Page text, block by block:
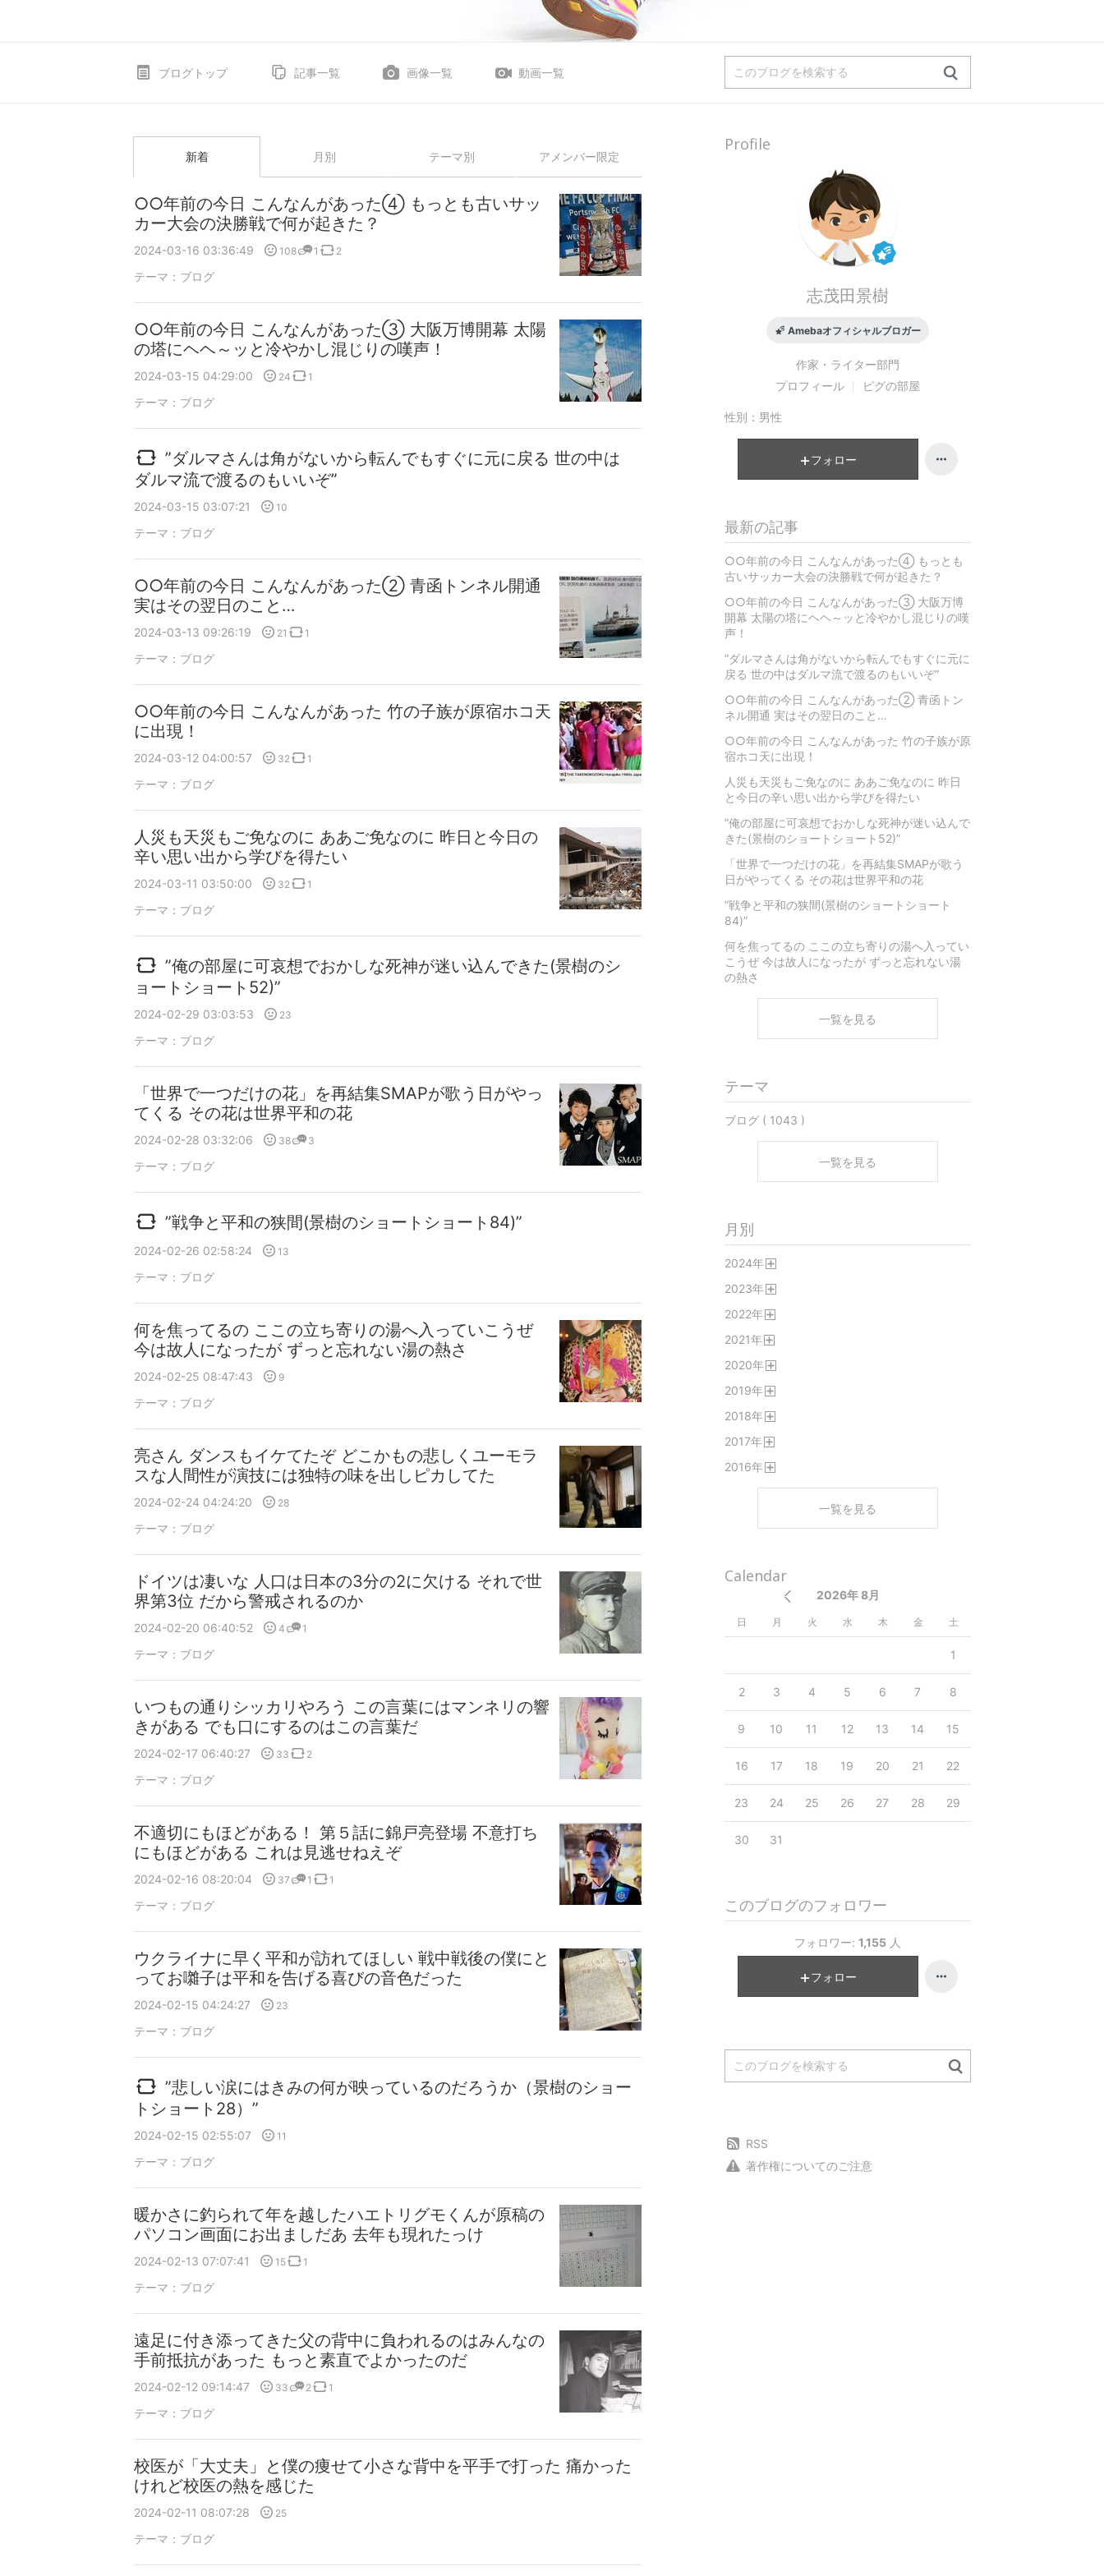
ブログトップ 記事一覧 画像一覧 動画一覧
新着 月別 テーマ別 アメンバー限定
○○年前の今日 こんなんがあった④ もっとも古いサッ
カー大会の決勝戦で何が起きた？
2024-03-16 03:36:49 108 1 2
テーマ： ブログ
○○年前の今日 こんなんがあった③ 大阪万博開幕 太陽
の塔にヘヘ～ッと冷やかし混じりの嘆声！
2024-03-15 04:29:00 24 1
テーマ： ブログ
”ダルマさんは角がないから転んでもすぐに元に戻る 世の中は
ダルマ流で渡るのもいいぞ”
2024-03-15 03:07:21 10
テーマ： ブログ
○○年前の今日 こんなんがあった② 青函トンネル開通
実はその翌日のこと…
2024-03-13 09:26:19 21 1
テーマ： ブログ
○○年前の今日 こんなんがあった 竹の子族が原宿ホコ天
に出現！
2024-03-12 04:00:57 32 1
テーマ： ブログ
人災も天災もご免なのに ああご免なのに 昨日と今日の
辛い思い出から学びを得たい
2024-03-11 03:50:00 32 1
テーマ： ブログ
”俺の部屋に可哀想でおかしな死神が迷い込んできた(景樹のシ
ョートショート52)”
2024-02-29 03:03:53 23
テーマ： ブログ
「世界で一つだけの花」を再結集SMAPが歌う日がやっ
てくる その花は世界平和の花
2024-02-28 03:32:06 38 3
テーマ： ブログ
”戦争と平和の狭間(景樹のショートショート84)”
2024-02-26 02:58:24 13
テーマ： ブログ
何を焦ってるの ここの立ち寄りの湯へ入っていこうぜ
今は故人になったが ずっと忘れない湯の熱さ
2024-02-25 08:47:43 9
テーマ： ブログ
亮さん ダンスもイケてたぞ どこかもの悲しくユーモラ
スな人間性が演技には独特の味を出しピカしてた
2024-02-24 04:24:20 28
テーマ： ブログ
ドイツは凄いな 人口は日本の3分の2に欠ける それで世
界第3位 だから警戒されるのか
2024-02-20 06:40:52 4 1
テーマ： ブログ
いつもの通りシッカリやろう この言葉にはマンネリの響
きがある でも口にするのはこの言葉だ
2024-02-17 06:40:27 33 2
テーマ： ブログ
不適切にもほどがある！ 第５話に錦戸亮登場 不意打ち
にもほどがある これは見逃せねえぞ
2024-02-16 08:20:04 37 1 1
テーマ： ブログ
ウクライナに早く平和が訪れてほしい 戦中戦後の僕にと
ってお囃子は平和を告げる喜びの音色だった
2024-02-15 04:24:27 23
テーマ： ブログ
”悲しい涙にはきみの何が映っているのだろうか（景樹のショー
トショート28）”
2024-02-15 02:55:07 11
テーマ： ブログ
暖かさに釣られて年を越したハエトリグモくんが原稿の
パソコン画面にお出ましだあ 去年も現れたっけ
2024-02-13 07:07:41 15 1
テーマ： ブログ
遠足に付き添ってきた父の背中に負われるのはみんなの
手前抵抗があった もっと素直でよかったのだ
2024-02-12 09:14:47 33 2 1
テーマ： ブログ
校医が「大丈夫」と僕の痩せて小さな背中を平手で打った 痛かった
けれど校医の熱を感じた
2024-02-11 08:07:28 25
テーマ： ブログ
Profile
志茂田景樹
Amebaオフィシャルブロガー
作家・ライター部門
プロフィール
ピグの部屋
性別： 男性
フォロー
最新の記事
○○年前の今日 こんなんがあった④ もっとも
古いサッカー大会の決勝戦で何が起きた？
○○年前の今日 こんなんがあった③ 大阪万博
開幕 太陽の塔にヘヘ～ッと冷やかし混じりの嘆
声！
”ダルマさんは角がないから転んでもすぐに元に
戻る 世の中はダルマ流で渡るのもいいぞ”
○○年前の今日 こんなんがあった② 青函トン
ネル開通 実はその翌日のこと…
○○年前の今日 こんなんがあった 竹の子族が原
宿ホコ天に出現！
人災も天災もご免なのに ああご免なのに 昨日
と今日の辛い思い出から学びを得たい
”俺の部屋に可哀想でおかしな死神が迷い込んで
きた(景樹のショートショート52)”
「世界で一つだけの花」を再結集SMAPが歌う
日がやってくる その花は世界平和の花
”戦争と平和の狭間(景樹のショートショート
84)”
何を焦ってるの ここの立ち寄りの湯へ入ってい
こうぜ 今は故人になったが ずっと忘れない湯
の熱さ
一覧を見る
テーマ
ブログ ( 1043 )
一覧を見る
月別
2024年
2023年
2022年
2021年
2020年
2019年
2018年
2017年
2016年
一覧を見る
Calendar
2026年 8月
日 月 火 水 木 金 土
1
2 3 4 5 6 7 8
9 10 11 12 13 14 15
16 17 18 19 20 21 22
23 24 25 26 27 28 29
30 31
このブログのフォロワー
フォロワー: 1,155 人
フォロー
RSS
著作権についてのご注意